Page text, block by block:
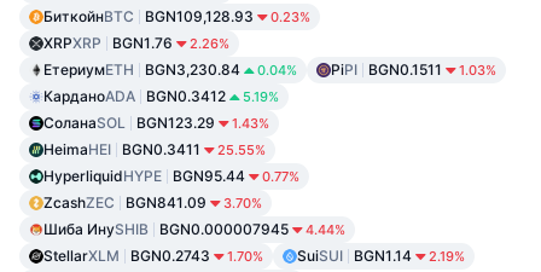
БиткойнBTC BGN109,128.93 0.23%
XRPXRP BGN1.76 2.26%
ЕтериумETH BGN3,230.84 0.04% PiPI BGN0.1511 1.03%
КарданоADA BGN0.3412 5.19%
СоланаSOL BGN123.29 1.43%
HeimaHEI BGN0.3411 25.55%
HyperliquidHYPE BGN95.44 0.77%
ZcashZEC BGN841.09 3.70%
Шиба ИнуSHIB BGN0.000007945 4.44%
StellarXLM BGN0.2743 1.70% SuiSUI BGN1.14 2.19%